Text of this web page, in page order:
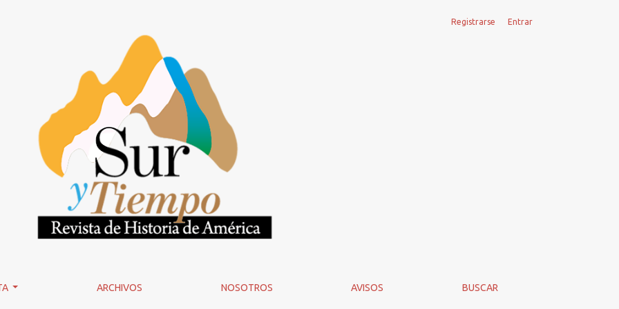
ARCHIVOS NOSOTROS AVISOS BUSCAR
Registrarse Entrar